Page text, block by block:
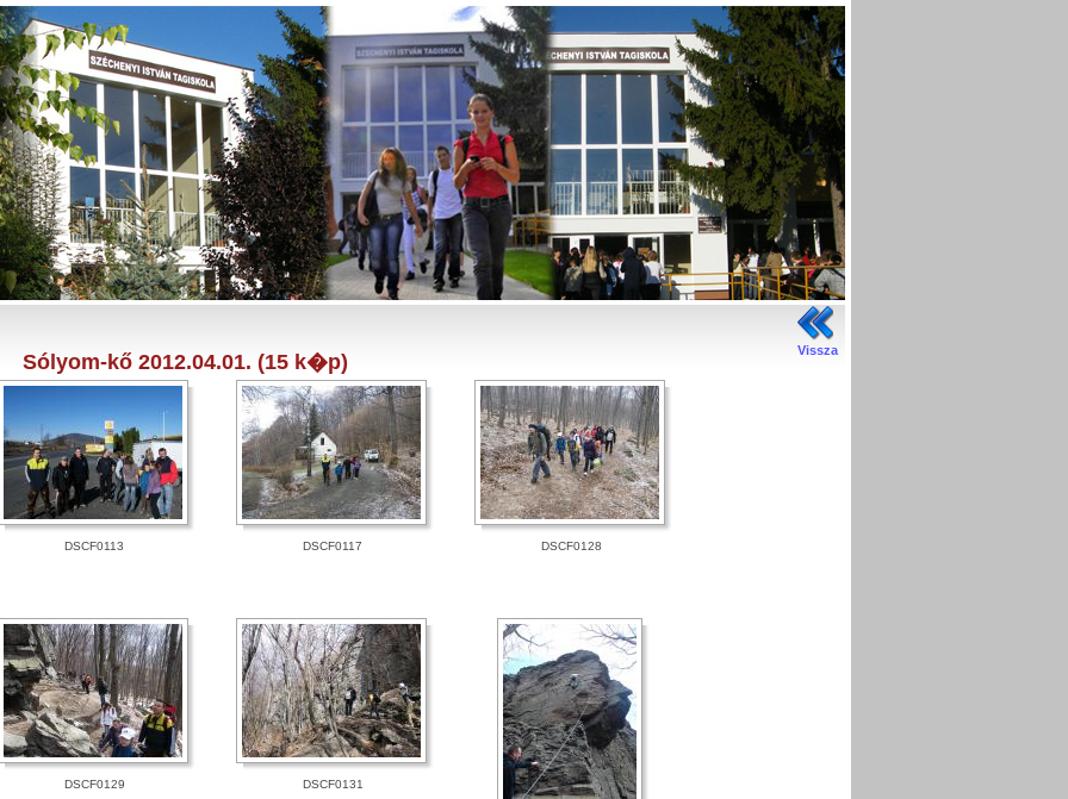
Vissza
Sólyom-kő 2012.04.01. (15 k�p)
DSCF0113 DSCF0117 DSCF0128
DSCF0129 DSCF0131